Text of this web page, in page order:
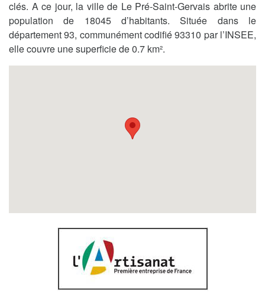
clés. A ce jour, la ville de Le Pré-Saint-Gervais abrite une
population de 18045 d’habitants. Située dans le
département 93, communément codifié 93310 par l’INSEE,
elle couvre une superficie de 0.7 km².